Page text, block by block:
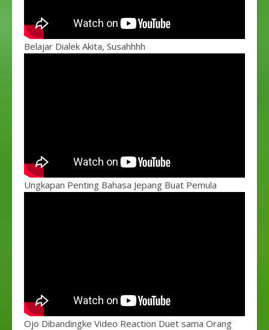
Belajar Dialek Akita, Susahhhh
Ungkapan Penting Bahasa Jepang Buat Pemula
Ojo Dibandingke Video Reaction Duet sama Orang